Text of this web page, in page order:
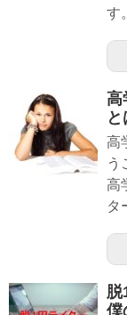
す
高
高
う
高
タ
脱
僕